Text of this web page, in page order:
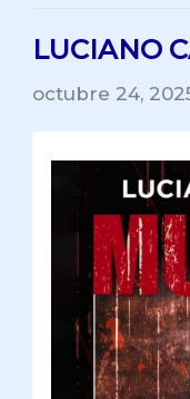
LUCIANO
octubre 24,